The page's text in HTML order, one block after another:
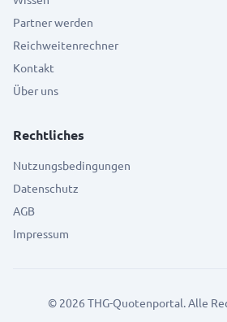
Partner werden
Reichweitenrechner
Kontakt
Über uns
Rechtliches
Nutzungsbedingungen
Datenschutz
AGB
Impressum
© 2026 THG-Quotenportal. Alle